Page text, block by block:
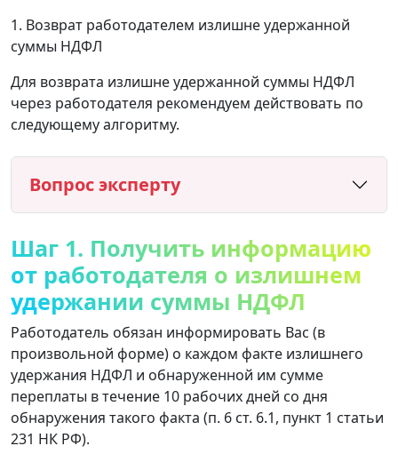
1. Возврат работодателем излишне удержанной
суммы НДФЛ
Для возврата излишне удержанной суммы НДФЛ
через работодателя рекомендуем действовать по
следующему алгоритму.
Вопрос эксперту
Шаг 1. Получить информацию
от работодателя о излишнем
удержании суммы НДФЛ
Работодатель обязан информировать Вас (в
произвольной форме) о каждом факте излишнего
удержания НДФЛ и обнаруженной им сумме
переплаты в течение 10 рабочих дней со дня
обнаружения такого факта (п. 6 ст. 6.1, пункт 1 статьи
231 НК РФ).